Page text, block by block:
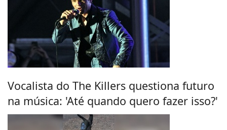
Vocalista do The Killers questiona futuro
na música: 'Até quando quero fazer isso?'